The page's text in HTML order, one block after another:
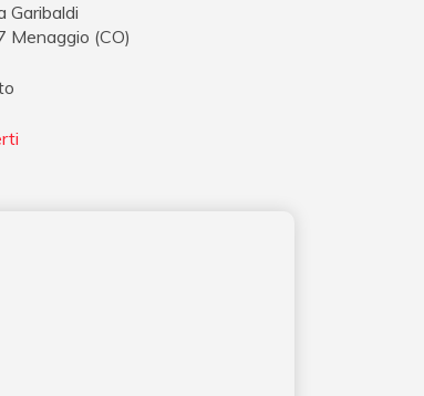
Garibaldi
Menaggio (CO)